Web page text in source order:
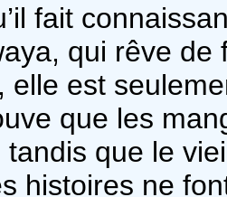
fait
qui rêve
elle est
que les
que le
histoires ne